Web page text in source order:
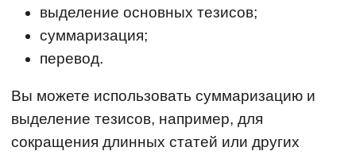
выделение основных тезисов;
суммаризация;
перевод.
Вы можете использовать суммаризацию и
выделение тезисов, например, для
сокращения длинных статей или других